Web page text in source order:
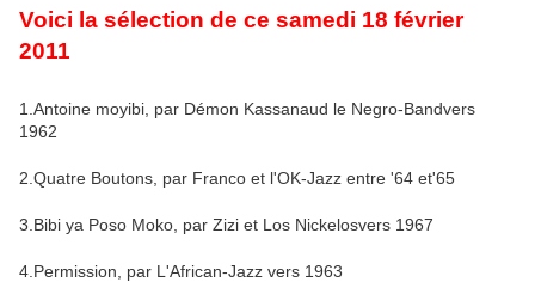
Voici la sélection de ce samedi 18 février
2011
1.Antoine moyibi, par Démon Kassanaud le Negro-Bandvers
1962
2.Quatre Boutons, par Franco et l'OK-Jazz entre '64 et'65
3.Bibi ya Poso Moko, par Zizi et Los Nickelosvers 1967
4.Permission, par L'African-Jazz vers 1963